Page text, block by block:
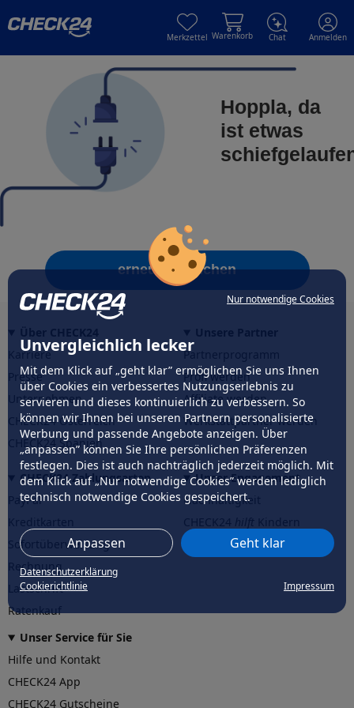
Nur notwendige Cookies
Unvergleichlich lecker
Mit dem Klick auf „geht klar” ermöglichen Sie uns Ihnen
über Cookies ein verbessertes Nutzungserlebnis zu
servieren und dieses kontinuierlich zu verbessern. So
können wir Ihnen bei unseren Partnern personalisierte
Werbung und passende Angebote anzeigen. Über
„anpassen” können Sie Ihre persönlichen Präferenzen
festlegen. Dies ist auch nachträglich jederzeit möglich. Mit
dem Klick auf „Nur notwendige Cookies” werden lediglich
technisch notwendige Cookies gespeichert.
Anpassen Geht klar
Datenschutzerklärung
Cookierichtlinie
Impressum
Merkzettel Warenkorb Chat Anmelden
Hoppla, da
ist etwas
erneut versuchen
Karriere
Presse
Unternehmen
CHECK24 Österreich
CHECK24 Spanien
Partnerprogramm
Profi werden
Affiliate werden
Werkstattpartner werden
CHECK24 Zahlungsarten
PayPal
Sofortüberweisung
Rechnung
Lastschrift
Ratenkauf
Unser Engagement
Nachhaltigkeit
CHECK24hilftder Natur
Unser Service für Sie
Hilfe und Kontakt
CHECK24 App
CHECK24 Gutscheine